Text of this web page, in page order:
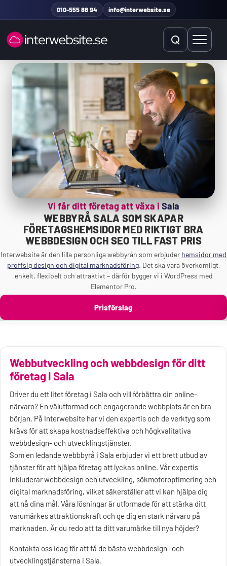
Hoppa till innehåll010-555 88 94 info@interwebsite.se
Öppna sökÖppna
Sök på hela sidan
Sök efter:
Vi får ditt företag att växa iSala
WEBBYRÅ SALA SOM SKAPAR
FÖRETAGSHEMSIDOR MED RIKTIGT BRA
WEBBDESIGN OCH SEO TILL FAST PRIS
Interwebsite är den lilla personliga webbyrån som erbjuder hemsidor med
proffsig design och digital marknadsföring. Det ska vara överkomligt,
enkelt, flexibelt och attraktivt – därför bygger vi i WordPress med
Elementor Pro.
Prisförslag
Webbutveckling och webbdesign för ditt
företag i Sala
Driver du ett litet företag i Sala och vill förbättra din online-
närvaro? En välutformad och engagerande webbplats är en bra
början. På Interwebsite har vi den expertis och de verktyg som
krävs för att skapa kostnadseffektiva och högkvalitativa
webbdesign- och utvecklingstjänster.
Som en ledande webbbyrå i Sala erbjuder vi ett brett utbud av
tjänster för att hjälpa företag att lyckas online. Vår expertis
inkluderar webbdesign och utveckling, sökmotoroptimering och
digital marknadsföring, vilket säkerställer att vi kan hjälpa dig
att nå dina mål. Våra lösningar är utformade för att stärka ditt
varumärkes attraktionskraft och ge dig en stark närvaro på
marknaden. Är du redo att ta ditt varumärke till nya höjder?
Kontakta oss idag för att få de bästa webbdesign- och
utvecklingstjänsterna i Sala.